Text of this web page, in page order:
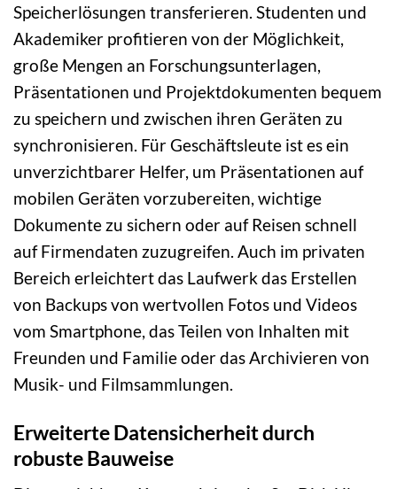
Speicherlösungen transferieren. Studenten und
Akademiker profitieren von der Möglichkeit,
große Mengen an Forschungsunterlagen,
Präsentationen und Projektdokumenten bequem
zu speichern und zwischen ihren Geräten zu
synchronisieren. Für Geschäftsleute ist es ein
unverzichtbarer Helfer, um Präsentationen auf
mobilen Geräten vorzubereiten, wichtige
Dokumente zu sichern oder auf Reisen schnell
auf Firmendaten zuzugreifen. Auch im privaten
Bereich erleichtert das Laufwerk das Erstellen
von Backups von wertvollen Fotos und Videos
vom Smartphone, das Teilen von Inhalten mit
Freunden und Familie oder das Archivieren von
Musik- und Filmsammlungen.
Erweiterte Datensicherheit durch
robuste Bauweise